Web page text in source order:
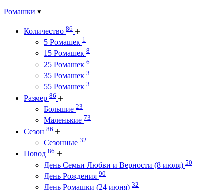
Ромашки
Количество 86
5 Ромашек 1
15 Ромашек 8
25 Ромашек 6
35 Ромашек 3
55 Ромашек 3
Размер 86
Большие 23
Маленькие 73
Сезон 86
Сезонные 32
Повод 86
День Семьи Любви и Верности (8 июля) 50
День Рождения 90
День Ромашки (24 июня) 32